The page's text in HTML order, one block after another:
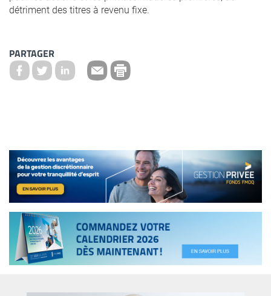
détriment des titres à revenu fixe.
PARTAGER